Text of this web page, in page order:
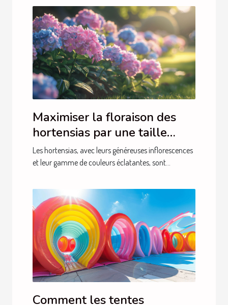
Maximiser la floraison des
hortensias par une taille
adéquate
Les hortensias, avec leurs généreuses inflorescences
et leur gamme de couleurs éclatantes, sont...
Comment les tentes